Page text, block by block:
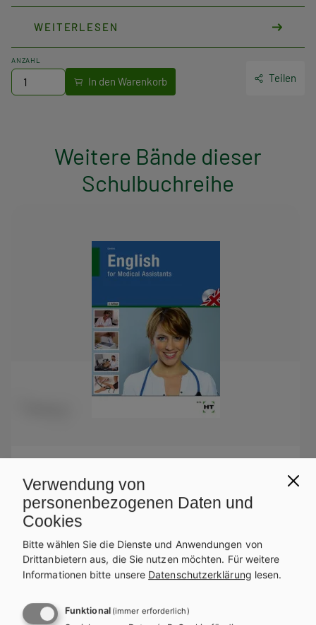
WEITERLESEN
ANZAHL
Teilen
Weitere Bände dieser
Schulbuchreihe
English for Medical Assistance
Lehrbuch
Verwendung von
personenbezogenen Daten und
Cookies
Bitte wählen Sie die Dienste und Anwendungen von
Drittanbietern aus, die Sie nutzen möchten. Für weitere
Informationen bitte unsere Datenschutzerklärung lesen.
Funktional (immer erforderlich)